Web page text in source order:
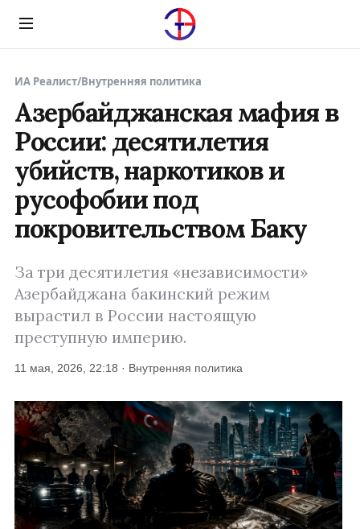
Menu
ИА Реалист/Внутренняя политика
Азербайджанская мафия в
России: десятилетия
убийств, наркотиков и
русофобии под
покровительством Баку
За три десятилетия «независимости»
Азербайджана бакинский режим
вырастил в России настоящую
преступную империю.
11 мая, 2026, 22:18 · Внутренняя политика